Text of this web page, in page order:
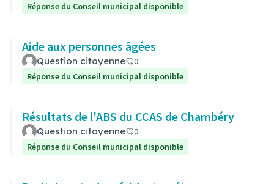
Réponse du Conseil municipal disponible
Aide aux personnes âgées
Question citoyenne
0
Réponse du Conseil municipal disponible
Résultats de l'ABS du CCAS de Chambéry
Question citoyenne
0
Réponse du Conseil municipal disponible